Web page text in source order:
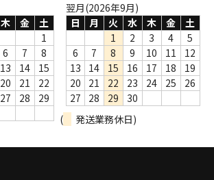
木 金
土
1
6 7
8
13 14
15
20 21
22
27 28
29
翌月(2026年9月)
日
月 火 水 木 金
土
1
2 3 4
5
6
7 8 9 10 11
12
13
14 15 16 17 18
19
20
21 22 23 24 25
26
27
28 29
30
(
発送業務休日)